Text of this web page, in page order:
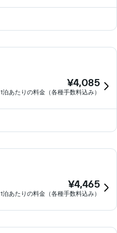
¥4,085
1泊あたりの料金（各種手数料込み）
¥4,465
1泊あたりの料金（各種手数料込み）